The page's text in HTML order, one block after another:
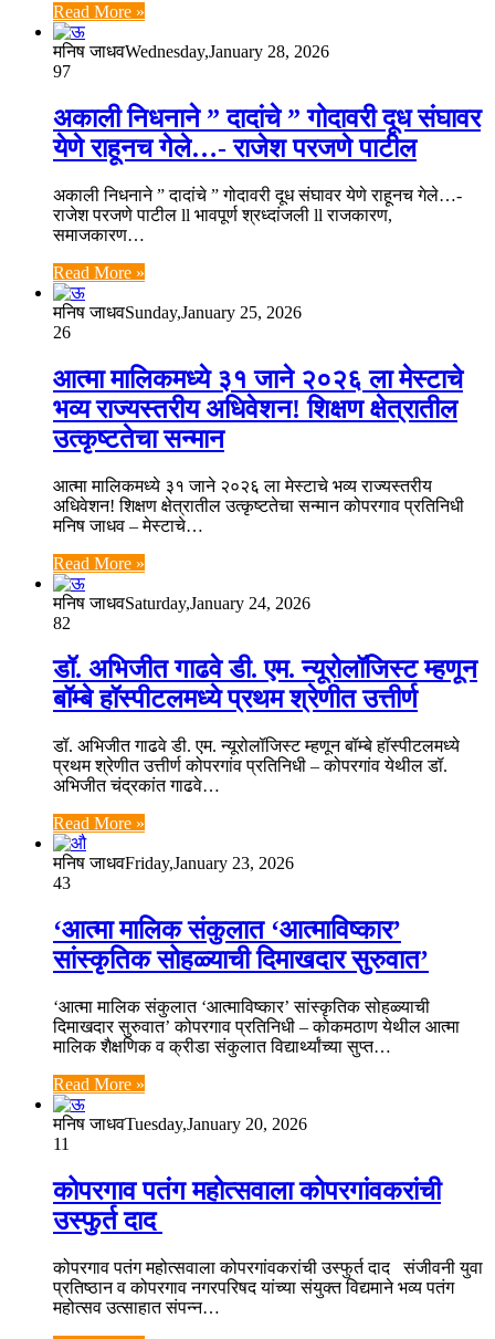
Read More »
मनिष जाधवWednesday,January 28, 2026
97
अकाली निधनाने ” दादांचे ” गोदावरी दूध संघावर
येणे राहूनच गेले…- राजेश परजणे पाटील
अकाली निधनाने ” दादांचे ” गोदावरी दूध संघावर येणे राहूनच गेले…-
राजेश परजणे पाटील ll भावपूर्ण श्रध्दांजली ll राजकारण,
समाजकारण…
Read More »
मनिष जाधवSunday,January 25, 2026
26
आत्मा मालिकमध्ये ३१ जाने २०२६ ला मेस्टाचे
भव्य राज्यस्तरीय अधिवेशन! शिक्षण क्षेत्रातील
उत्कृष्टतेचा सन्मान
आत्मा मालिकमध्ये ३१ जाने २०२६ ला मेस्टाचे भव्य राज्यस्तरीय
अधिवेशन! शिक्षण क्षेत्रातील उत्कृष्टतेचा सन्मान कोपरगाव प्रतिनिधी
मनिष जाधव – मेस्टाचे…
Read More »
मनिष जाधवSaturday,January 24, 2026
82
डॉ. अभिजीत गाढवे डी. एम. न्यूरोलॉजिस्ट म्हणून
बॉम्बे हॉस्पीटलमध्ये प्रथम श्रेणीत उत्तीर्ण
डॉ. अभिजीत गाढवे डी. एम. न्यूरोलॉजिस्ट म्हणून बॉम्बे हॉस्पीटलमध्ये
प्रथम श्रेणीत उत्तीर्ण कोपरगांव प्रतिनिधी – कोपरगांव येथील डॉ.
अभिजीत चंद्रकांत गाढवे…
Read More »
मनिष जाधवFriday,January 23, 2026
43
‘आत्मा मालिक संकुलात ‘आत्माविष्कार’
सांस्कृतिक सोहळ्याची दिमाखदार सुरुवात’
‘आत्मा मालिक संकुलात ‘आत्माविष्कार’ सांस्कृतिक सोहळ्याची
दिमाखदार सुरुवात’ कोपरगाव प्रतिनिधी – कोकमठाण येथील आत्मा
मालिक शैक्षणिक व क्रीडा संकुलात विद्यार्थ्यांच्या सुप्त…
Read More »
मनिष जाधवTuesday,January 20, 2026
11
कोपरगाव पतंग महोत्सवाला कोपरगांवकरांची
उस्फुर्त दाद
कोपरगाव पतंग महोत्सवाला कोपरगांवकरांची उस्फुर्त दाद संजीवनी युवा
प्रतिष्ठान व कोपरगाव नगरपरिषद यांच्या संयुक्त विद्यमाने भव्य पतंग
महोत्सव उत्साहात संपन्न…